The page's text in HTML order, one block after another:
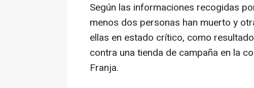
Según las informaciones recogidas
menos dos personas han muerto y
ellas en estado crítico, como
contra una tienda de campaña en la
Franja.